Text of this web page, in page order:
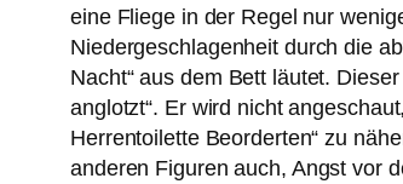
eine Fliege in der Regel nur
Niedergeschlagenheit durch die
Nacht“ aus dem Bett läutet.
anglotzt“. Er wird nicht
Herrentoilette Beorderten“ zu
anderen Figuren auch, Angst vor